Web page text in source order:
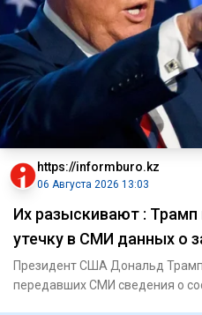
https://informburo.kz
06 Августа 2026 13:03
Их разыскивают :
утечку в СМИ данных о
Президент США Дональд
передавших СМИ сведения о